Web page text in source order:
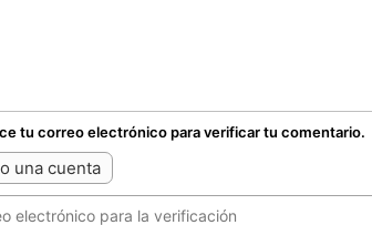
tu correo electrónico para verificar tu comentario.
una cuenta